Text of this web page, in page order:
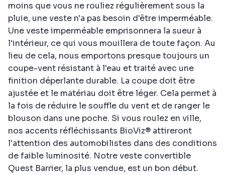
moins que vous ne rouliez régulièrement sous la
pluie, une veste n'a pas besoin d'être imperméable.
Une veste imperméable emprisonnera la sueur à
l'intérieur, ce qui vous mouillera de toute façon. Au
lieu de cela, nous emportons presque toujours un
coupe-vent résistant à l'eau et traité avec une
finition déperlante durable. La coupe doit être
ajustée et le matériau doit être léger. Cela permet à
la fois de réduire le souffle du vent et de ranger le
blouson dans une poche. Si vous roulez en ville,
nos accents réfléchissants BioViz® attireront
l'attention des automobilistes dans des conditions
de faible luminosité. Notre veste convertible
Quest Barrier, la plus vendue, est un bon début.